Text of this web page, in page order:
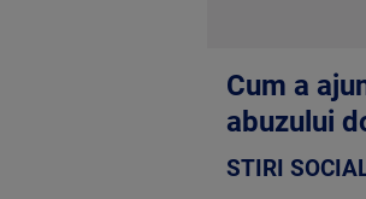
Cum a
abuzului
STIRI